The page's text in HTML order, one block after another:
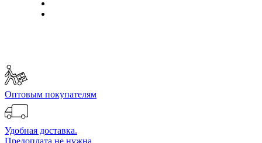
Оптовым покупателям
Удобная доставка.
Предоплата не нужна